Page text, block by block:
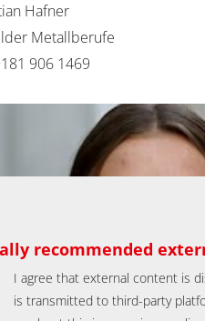
Hafner
Metallberufe
906 1469
recommended
I agree that external content is
is transmitted to third-party